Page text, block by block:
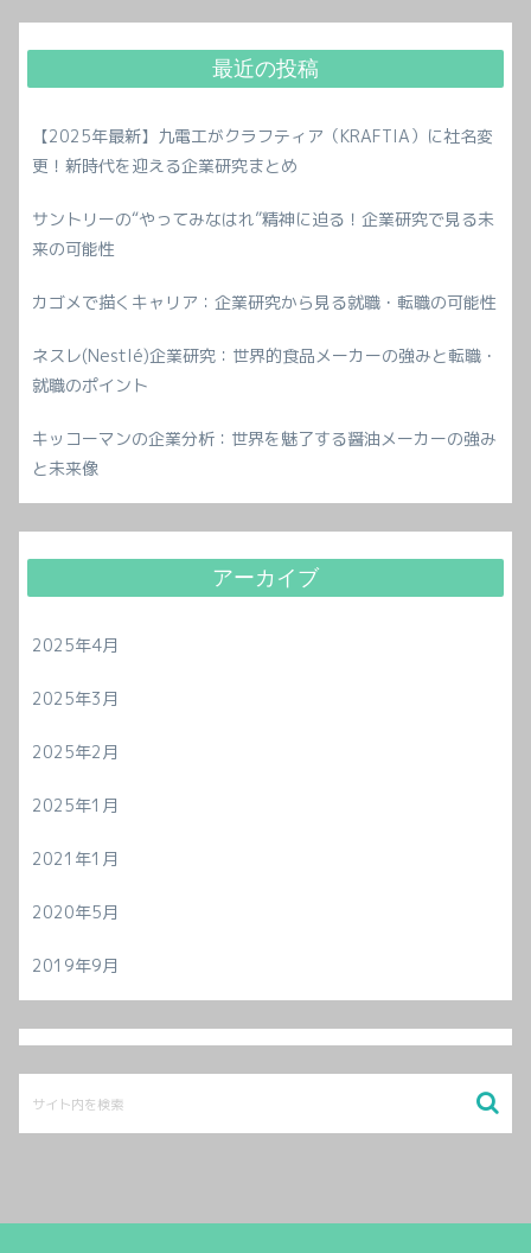
最近の投稿
【2025年最新】九電工がクラフティア（KRAFTIA）に社名変
更！新時代を迎える企業研究まとめ
サントリーの“やってみなはれ”精神に迫る！企業研究で見る未
来の可能性
カゴメで描くキャリア：企業研究から見る就職・転職の可能性
ネスレ(Nestlé)企業研究：世界的食品メーカーの強みと転職・
就職のポイント
キッコーマンの企業分析：世界を魅了する醤油メーカーの強み
と未来像
アーカイブ
2025年4月
2025年3月
2025年2月
2025年1月
2021年1月
2020年5月
2019年9月